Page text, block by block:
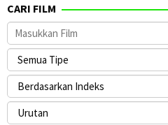
CARI FILM